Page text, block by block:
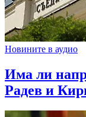
Новините в аудио
Има ли
Радев и